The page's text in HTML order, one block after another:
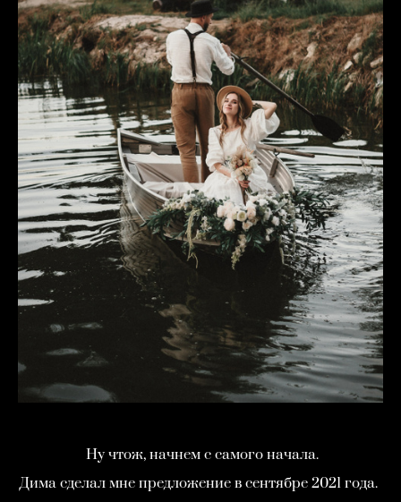
Ну чтож, начнем с самого начала.
Дима сделал мне предложение в сентябре 2021 года.